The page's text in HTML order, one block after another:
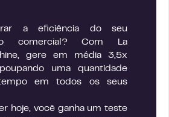
a eficiência do seu
comercial? Com La
gere em média 3,5x
uma quantidade
em todos os seus
hoje, você ganha um teste